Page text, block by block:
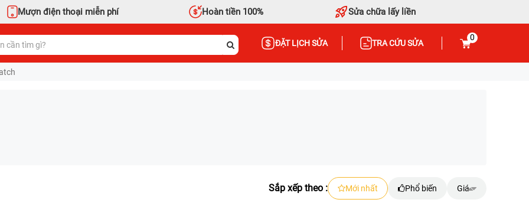
Mượn điện thoại miễn phí Hoàn tiền 100% Sửa chữa lấy liền
ĐẶT LỊCH SỬA TRA CỨU SỬA
0
Sắp xếp theo : Mới nhất Phổ biến Giá